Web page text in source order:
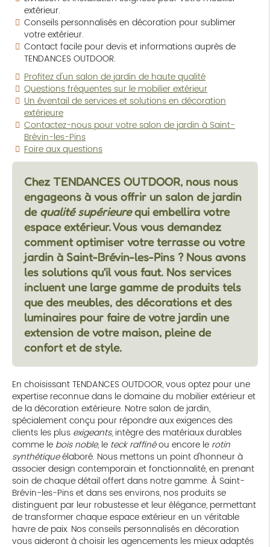
extérieur.
Conseils personnalisés en décoration pour sublimer
votre extérieur.
Contact facile pour devis et informations auprès de
TENDANCES OUTDOOR.
Profitez d'un salon de jardin de haute qualité
Questions fréquentes sur le mobilier extérieur
Un éventail de services et solutions en décoration
extérieure
Contactez-nous pour votre salon de jardin à Saint-
Brévin-les-Pins
Foire aux questions
Chez TENDANCES OUTDOOR, nous nous
engageons à vous offrir un salon de jardin
de qualité supérieurequi embellira votre
espace extérieur. Vous vous demandez
comment optimiser votre terrasse ou votre
jardin à Saint-Brévin-les-Pins ? Nous avons
les solutions qu'il vous faut. Nos services
incluent une large gamme de produits tels
que des meubles, des décorations et des
luminaires pour faire de votre jardin une
extension de votre maison, pleine de
confort et de style.
En choisissant TENDANCES OUTDOOR, vous optez pour une
expertise reconnue dans le domaine du mobilier extérieur et
de la décoration extérieure. Notre salon de jardin,
spécialement conçu pour répondre aux exigences des
clients les plus exigeants, intègre des matériaux durables
comme le bois noble, le teck raffinéou encore le rotin
synthétiqueélaboré. Nous mettons un point d'honneur à
associer design contemporain et fonctionnalité, en prenant
soin de chaque détail offert dans notre gamme. À Saint-
Brévin-les-Pins et dans ses environs, nos produits se
distinguent par leur robustesse et leur élégance, permettant
de transformer chaque espace extérieur en un véritable
havre de paix. Nos conseils personnalisés en décoration
vous aideront à choisir les agencements les mieux adaptés